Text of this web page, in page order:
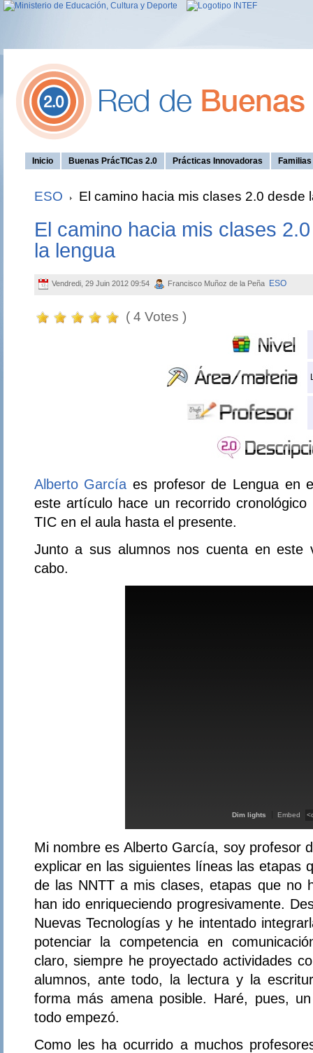
Inicio Buenas PrácTICas 2.0 Prácticas Innovadoras
ESO El camino hacia mis clases 2.0 desde
El camino hacia mis clases
la lengua
Vendredi, 29 Juin 2012 09:54 Francisco Muñoz de la Peña ESO
( 4 Votes )
Alberto García es profesor de Lengua en
este artículo hace un recorrido
TIC en el aula hasta el presente.
Junto a sus alumnos nos cuenta en este
cabo.
Dim lights Embed
Mi nombre es Alberto García, soy profesor
explicar en las siguientes líneas las etapas
de las NNTT a mis clases, etapas que no
han ido enriqueciendo progresivamente.
Nuevas Tecnologías y he intentado
potenciar la competencia en
claro, siempre he proyectado actividades
alumnos, ante todo, la lectura y la
forma más amena posible. Haré, pues,
todo empezó.
Como les ha ocurrido a muchos